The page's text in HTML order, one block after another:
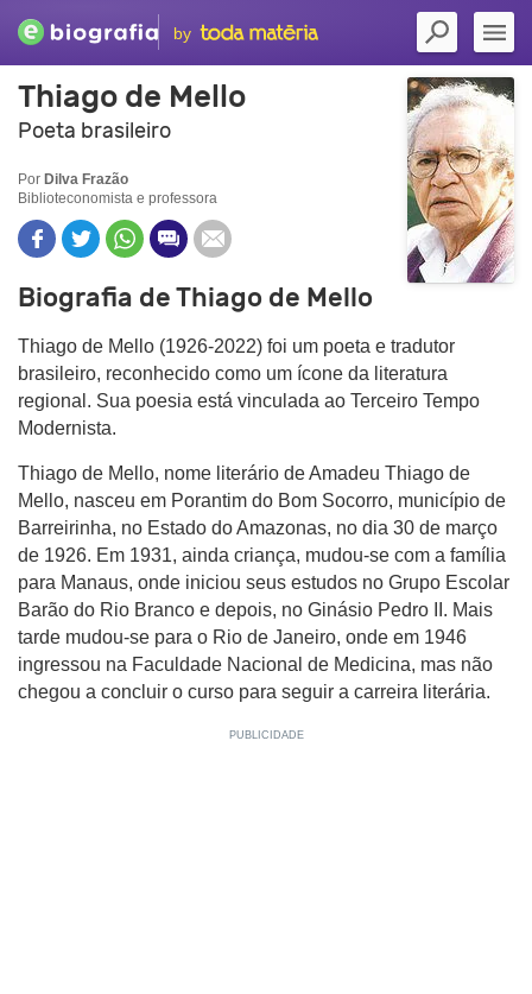
by
Thiago de Mello
Poeta brasileiro
Por Dilva Frazão
Biblioteconomista e professora
Biografia de Thiago de Mello
Thiago de Mello (1926-2022) foi um poeta e tradutor
brasileiro, reconhecido como um ícone da literatura
regional. Sua poesia está vinculada ao Terceiro Tempo
Modernista.
Thiago de Mello, nome literário de Amadeu Thiago de
Mello, nasceu em Porantim do Bom Socorro, município de
Barreirinha, no Estado do Amazonas, no dia 30 de março
de 1926. Em 1931, ainda criança, mudou-se com a família
para Manaus, onde iniciou seus estudos no Grupo Escolar
Barão do Rio Branco e depois, no Ginásio Pedro II. Mais
tarde mudou-se para o Rio de Janeiro, onde em 1946
ingressou na Faculdade Nacional de Medicina, mas não
chegou a concluir o curso para seguir a carreira literária.